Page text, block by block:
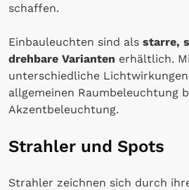
schaffen.
Einbauleuchten sind als starre,
drehbare Varianten erhältlich.
unterschiedliche
allgemeinen Raumbeleuchtung
Akzentbeleuchtung.
Strahler und Spots
Strahler zeichnen sich durch